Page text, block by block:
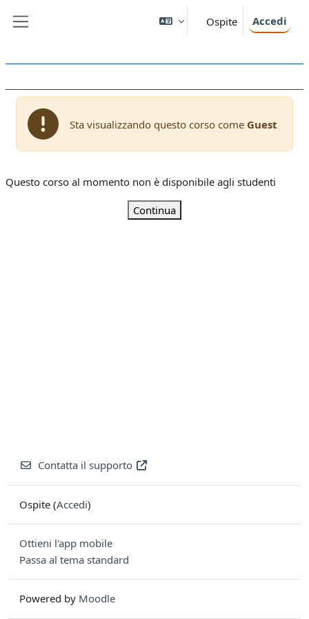
Ospite Accedi
Sta visualizzando questo corso come Guest
Questo corso al momento non è disponibile agli studenti
Continua
Contatta il supporto
Ospite (Accedi)
Ottieni l'app mobile
Passa al tema standard
Powered by Moodle